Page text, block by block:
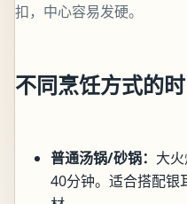
扣，中心容易发硬。
不同烹饪方式的
普通汤锅/砂锅： 大
40分钟。适合搭配银